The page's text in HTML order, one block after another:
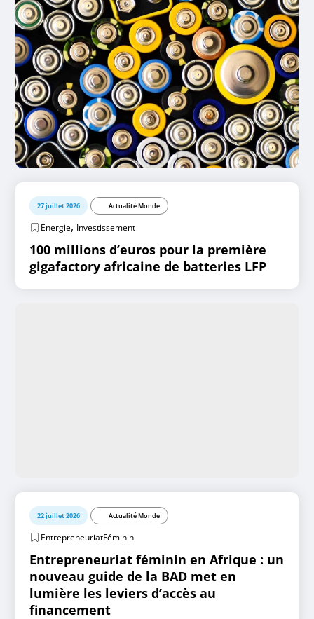
27 juillet 2026 Actualité Monde
Energie, Investissement
100 millions d’euros pour la première
gigafactory africaine de batteries LFP
22 juillet 2026 Actualité Monde
EntrepreneuriatFéminin
Entrepreneuriat féminin en Afrique : un
nouveau guide de la BAD met en
lumière les leviers d’accès au
financement